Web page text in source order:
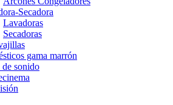
Secadora
Lavadoras
Secadoras
gama marrón
de sonido